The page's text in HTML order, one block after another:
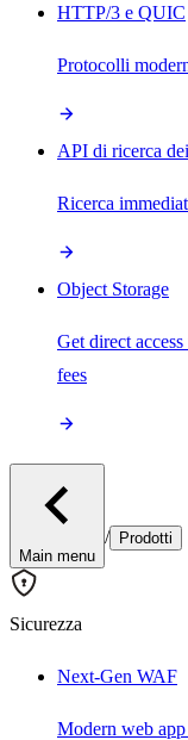
HTTP/3 e QUIC
Protocolli
API di ricerca
Ricerca
Object Storage
Get direct
fees
Main menu
/ Prodotti
Sicurezza
Next-Gen WAF
Modern web